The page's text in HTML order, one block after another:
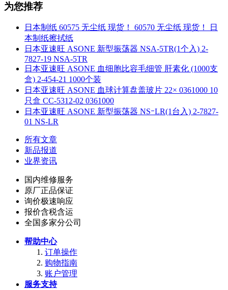
为您推荐
日本制纸 60575 无尘纸 现货！ 60570 无尘纸 现货！ 日
本制纸擦拭纸
日本亚速旺 ASONE 新型振荡器 NSA-5TR(1个入) 2-
7827-19 NSA-5TR
日本亚速旺 ASONE 血细胞比容毛细管 肝素化 (1000支
盒) 2-454-21 1000个装
日本亚速旺 ASONE 血球计算盘盖玻片 22× 0361000 10
只盒 CC-5312-02 0361000
日本亚速旺 ASONE 新型振荡器 NSｰLR(1台入) 2-7827-
01 NS-LR
所有文章
新品报道
业界资讯
国内维修服务
原厂正品保证
询价极速响应
报价含税含运
全国多家分公司
帮助中心
订单操作
购物指南
账户管理
服务支持